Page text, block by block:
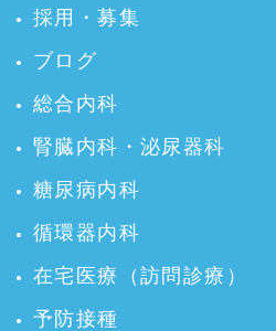
採用・募集
ブログ
総合内科
腎臓内科・泌尿器科
糖尿病内科
循環器内科
在宅医療（訪問診療）
予防接種